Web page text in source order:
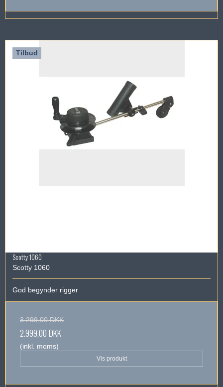
Tilbud
Scotty 1060
Scotty 1060
God begynder rigger
3.299,00 DKK
2.999,00 DKK
(inkl. moms)
Vis produkt